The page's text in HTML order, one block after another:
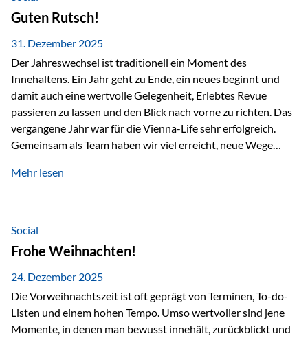
gemeinsam zu diskutieren. Persönlich für Sie vor Ort An
beiden Kongresstagen stehen Ihnen Maximilian
Fichtenbauer, Dirk…
Guten Rutsch!
31. Dezember 2025
Der Jahreswechsel ist traditionell ein Moment des
Innehaltens. Ein Jahr geht zu Ende, ein neues beginnt und
damit auch eine wertvolle Gelegenheit, Erlebtes Revue
passieren zu lassen und den Blick nach vorne zu richten. Das
vergangene Jahr war für die Vienna-Life sehr erfolgreich.
Gemeinsam als Team haben wir viel erreicht, neue Wege
Veranstaltungen wie der Schnifisschnauf, aber auch unsere
starkes Miteinander ist. Neben diesen gemeinsamen
Erlebnissen konnten wir…
Mehr lesen
Social
Frohe Weihnachten!
24. Dezember 2025
Die Vorweihnachtszeit ist oft geprägt von Terminen, To-do-
Listen und einem hohen Tempo. Umso wertvoller sind jene
Momente, in denen man bewusst innehält, zurückblickt und